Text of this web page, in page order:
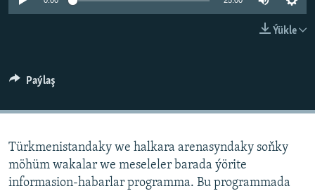
Ýükle
Paýlaş
Türkmenistandaky we halkara arenasyndaky soňky
möhüm wakalar we meseleler barada ýörite
informasion-habarlar programma. Bu programmada